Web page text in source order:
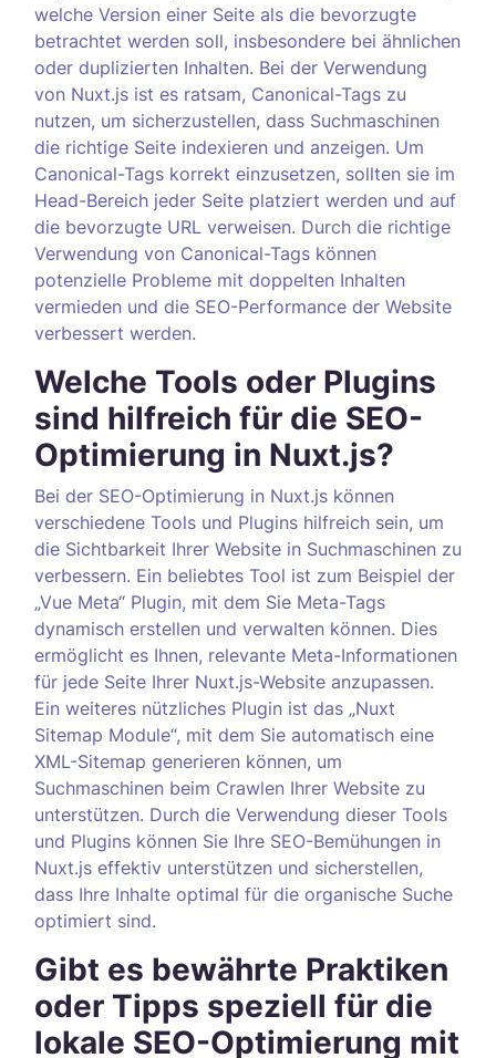
welche Version einer Seite als die bevorzugte
betrachtet werden soll, insbesondere bei ähnlichen
oder duplizierten Inhalten. Bei der Verwendung
von Nuxt.js ist es ratsam, Canonical-Tags zu
nutzen, um sicherzustellen, dass Suchmaschinen
die richtige Seite indexieren und anzeigen. Um
Canonical-Tags korrekt einzusetzen, sollten sie im
Head-Bereich jeder Seite platziert werden und auf
die bevorzugte URL verweisen. Durch die richtige
Verwendung von Canonical-Tags können
potenzielle Probleme mit doppelten Inhalten
vermieden und die SEO-Performance der Website
verbessert werden.
Welche Tools oder Plugins
sind hilfreich für die SEO-
Optimierung in Nuxt.js?
Bei der SEO-Optimierung in Nuxt.js können
verschiedene Tools und Plugins hilfreich sein, um
die Sichtbarkeit Ihrer Website in Suchmaschinen zu
verbessern. Ein beliebtes Tool ist zum Beispiel der
„Vue Meta“ Plugin, mit dem Sie Meta-Tags
dynamisch erstellen und verwalten können. Dies
ermöglicht es Ihnen, relevante Meta-Informationen
für jede Seite Ihrer Nuxt.js-Website anzupassen.
Ein weiteres nützliches Plugin ist das „Nuxt
Sitemap Module“, mit dem Sie automatisch eine
XML-Sitemap generieren können, um
Suchmaschinen beim Crawlen Ihrer Website zu
unterstützen. Durch die Verwendung dieser Tools
und Plugins können Sie Ihre SEO-Bemühungen in
Nuxt.js effektiv unterstützen und sicherstellen,
dass Ihre Inhalte optimal für die organische Suche
optimiert sind.
Gibt es bewährte Praktiken
oder Tipps speziell für die
lokale SEO-Optimierung mit